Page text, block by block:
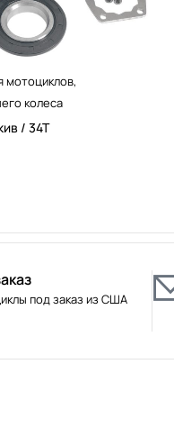
мотоциклов,
колеса
/ 34T
под заказ из США